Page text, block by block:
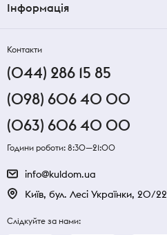
Інформація
Контакти
(044) 286 15 85
(098) 606 40 00
(063) 606 40 00
Години роботи: 8:30—21:00
info@kuldom.ua
Київ, бул. Лесі Українки, 20/22
Слідкуйте за нами: